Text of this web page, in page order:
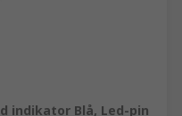
indikator Blå, Led-pin